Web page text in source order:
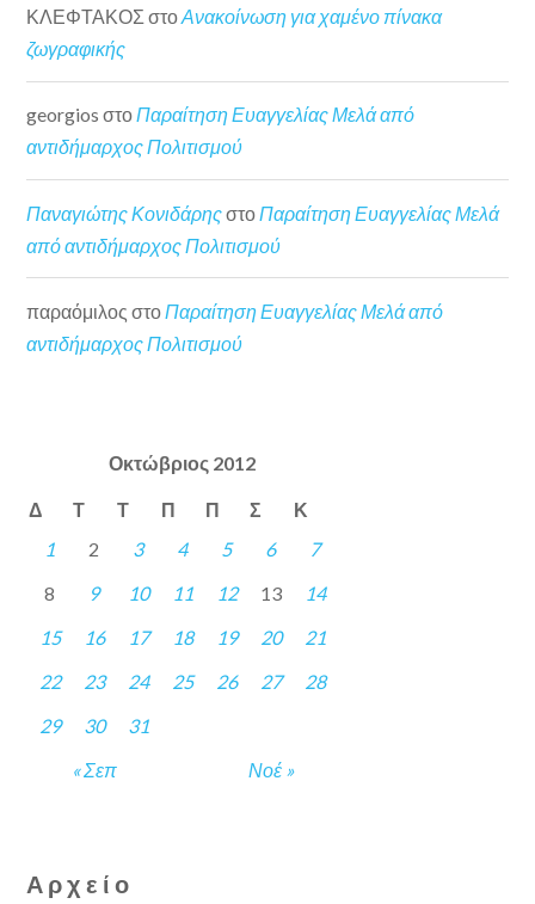
ΚΛΕΦΤΑΚΟΣ στοΑνακοίνωση για χαμένο πίνακα
ζωγραφικής
georgios στοΠαραίτηση Ευαγγελίας Μελά από
αντιδήμαρχος Πολιτισμού
Παναγιώτης Κονιδάρηςστο Παραίτηση Ευαγγελίας Μελά
από αντιδήμαρχος Πολιτισμού
παραόμιλος στο Παραίτηση Ευαγγελίας Μελά από
αντιδήμαρχος Πολιτισμού
Οκτώβριος 2012
Δ Τ Τ Π Π Σ Κ
« Σεπ Νοέ »
1 2 3 4 5 6
7
8
9 10 11 12 13
14
15
16 17 18 19 20
21
22
23 24 25 26 27
28
29
30 31
Αρχείο